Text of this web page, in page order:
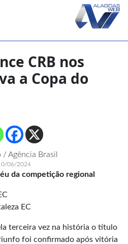
CRB nos
a Copa do
/ Agência Brasil
06/2024
da competição regional
EC
terceira vez na história o título
foi confirmado após vitória